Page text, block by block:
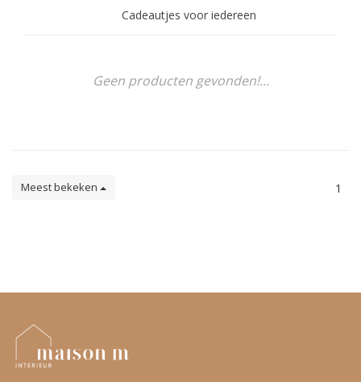
Cadeautjes voor iedereen
Geen producten gevonden!...
Meest bekeken 1